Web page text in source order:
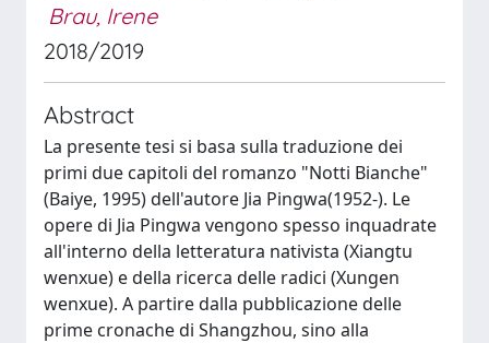
Brau, Irene
2018/2019
Abstract
La presente tesi si basa sulla traduzione dei
primi due capitoli del romanzo "Notti Bianche"
(Baiye, 1995) dell'autore Jia Pingwa(1952-). Le
opere di Jia Pingwa vengono spesso inquadrate
all'interno della letteratura nativista (Xiangtu
wenxue) e della ricerca delle radici (Xungen
wenxue). A partire dalla pubblicazione delle
prime cronache di Shangzhou, sino alla